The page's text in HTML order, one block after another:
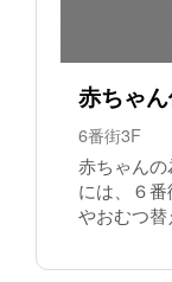
赤ちゃ
6番街3F
赤ちゃん
には、６
やおむつ替